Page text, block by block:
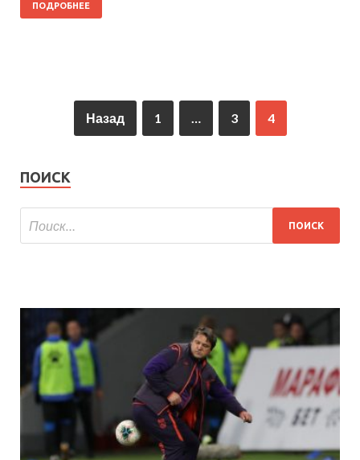
ПОДРОБНЕЕ
Назад 1 … 3 4
ПОИСК